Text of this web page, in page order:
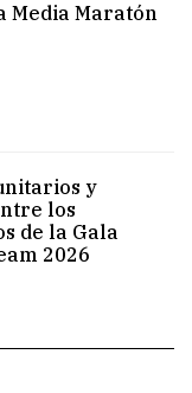
Media Maratón
y
los
de la Gala
2026